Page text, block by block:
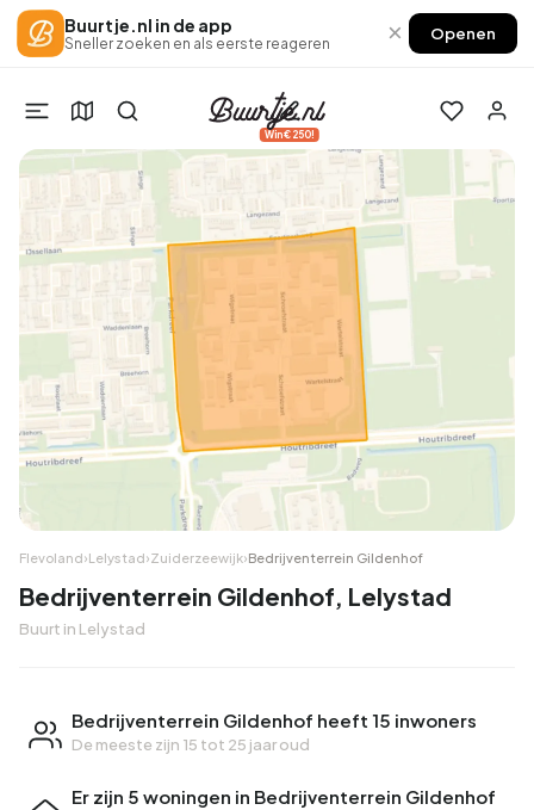
Buurtje.nl in de app
Sneller zoeken en als eerste reageren × Openen
Win €250!
Flevoland›Lelystad›Zuiderzeewijk›Bedrijventerrein Gildenhof
Bedrijventerrein Gildenhof, Lelystad
Buurt in Lelystad
Bedrijventerrein Gildenhof heeft 15 inwoners
De meeste zijn 15 tot 25 jaar oud
Er zijn 5 woningen in Bedrijventerrein Gildenhof